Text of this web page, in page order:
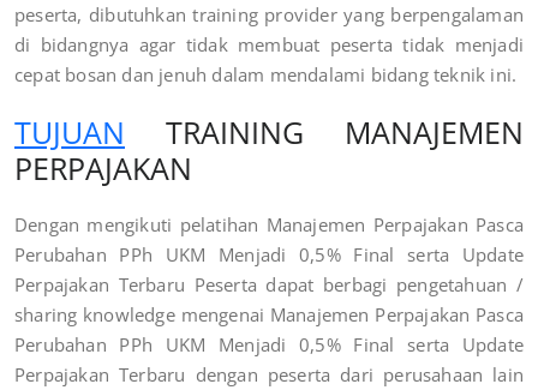
peserta, dibutuhkan training provider yang berpengalaman
di bidangnya agar tidak membuat peserta tidak menjadi
cepat bosan dan jenuh dalam mendalami bidang teknik ini.
TUJUAN
TRAINING MANAJEMEN
PERPAJAKAN
Dengan mengikuti pelatihan Manajemen Perpajakan Pasca
Perubahan PPh UKM Menjadi 0,5% Final serta Update
Perpajakan Terbaru Peserta dapat berbagi pengetahuan /
sharing knowledge mengenai Manajemen Perpajakan Pasca
Perubahan PPh UKM Menjadi 0,5% Final serta Update
Perpajakan Terbaru dengan peserta dari perusahaan lain